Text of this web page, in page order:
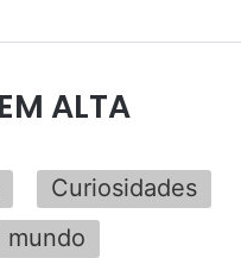
ALTA
Curiosidades
mundo